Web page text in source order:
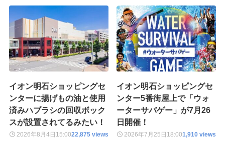
イオン明石ショッピングセ
ンターに揚げもの油と使用
済みハブラシの回収ボック
スが設置されてるみたい！
2026年8月4日 15:0022,875 views
イオン明石ショッピングセ
ンター5番街屋上で「ウォ
ーターサバゲー」が7月26
日開催！
2026年7月25日 18:001,910 views